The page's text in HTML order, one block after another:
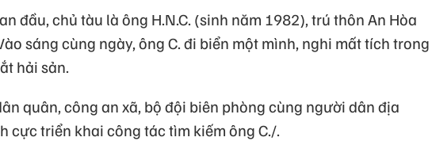
đầu, chủ tàu là ông H.N.C. (sinh năm 1982), trú thôn An Hòa
sáng cùng ngày, ông C. đi biển một mình, nghi mất tích trong
hải sản.
quân, công an xã, bộ đội biên phòng cùng người dân địa
cực triển khai công tác tìm kiếm ông C./.